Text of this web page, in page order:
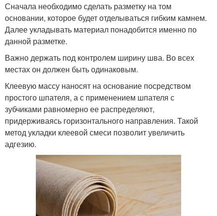
Сначала необходимо сделать разметку на том
основании, которое будет отделываться гибким камнем.
Далее укладывать материал понадобится именно по
данной разметке.
Важно держать под контролем ширину шва. Во всех
местах он должен быть одинаковым.
Клеевую массу наносят на основание посредством
простого шпателя, а с применением шпателя с
зубчиками равномерно ее распределяют,
придерживаясь горизонтального направления. Такой
метод укладки клеевой смеси позволит увеличить
адгезию.